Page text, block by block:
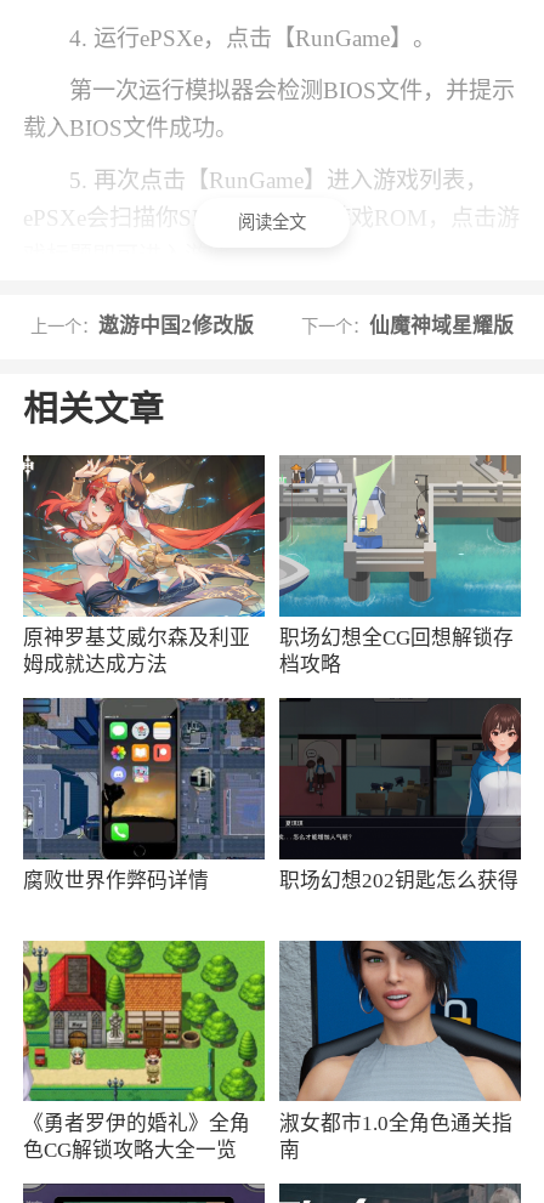
4. 运行ePSXe，点击【RunGame】。
第一次运行模拟器会检测BIOS文件，并提示
载入BIOS文件成功。
5. 再次点击【RunGame】进入游戏列表，
ePSXe会扫描你SD卡所有的PS游戏ROM，点击游
尽情享受PlayStation游戏所带来的快乐吧!
1、使用简单，自动检测游戏ROM和BIOS文
件，无须玩家自己设置
2、支持触屏虚拟按键，硬件按键(如Xperia
Play带实体按键的手机)和外接手柄(如任天堂
WiiMote和索尼Sixaxis手柄)
3、ps模拟器epsxe是现在很好用的索尼ps模
像和声音的 品质都非常不错，重要的游戏兼容性
也做的很好，现在还支持联机对战呢。已经从网
络查找加入大多数效果插件和bios文件，方便您
使用修正了从桌面快捷方式打开造成的配置错
误，并增加了部分效果插件
PBP，Z，ZNX格式）即可运行游戏
5、先在设置中选择Bios文件“scph1001.bin”
6、Bios文件(解压为scph1001.bin)
小编评价
1、《ps模拟器》是一款非常实用的ps游戏模
阅读全文
上一个：遨游中国2修改版 下一个： 仙魔神域星耀版
相关文章
原神罗基艾威尔森及利亚
姆成就达成方法
职场幻想全CG回想解锁存
档攻略
腐败世界作弊码详情 职场幻想202钥匙怎么获得
《勇者罗伊的婚礼》全角
色CG解锁攻略大全一览
淑女都市1.0全角色通关指
南